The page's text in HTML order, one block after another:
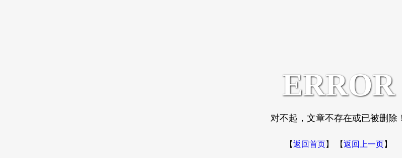
ERROR
对不起，文章不存在或已被删除！
【返回首页】 【返回上一页】